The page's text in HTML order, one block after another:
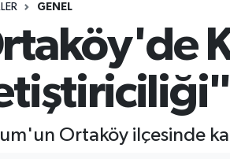
GENEL
Ortaköy ilçesinde